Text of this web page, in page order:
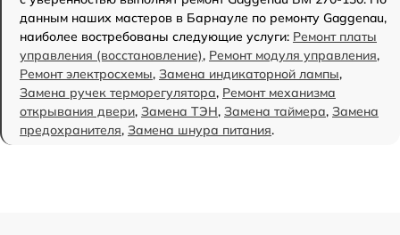
данным наших мастеров в Барнауле по ремонту Gaggenau,
наиболее востребованы следующие услуги: Ремонт платы
управления (восстановление), Ремонт модуля управления,
Ремонт электросхемы, Замена индикаторной лампы,
Замена ручек терморегулятора, Ремонт механизма
открывания двери, Замена ТЭН, Замена таймера, Замена
предохранителя, Замена шнура питания.